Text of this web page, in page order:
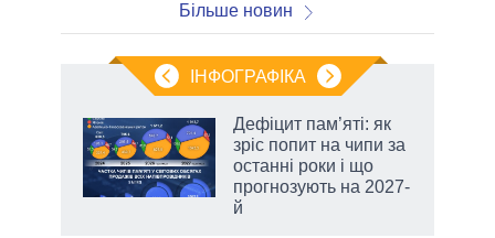
Більше новин
ІНФОГРАФІКА
Дефіцит пам’яті: як
зріс попит на чипи за
останні роки і що
прогнозують на 2027-
й